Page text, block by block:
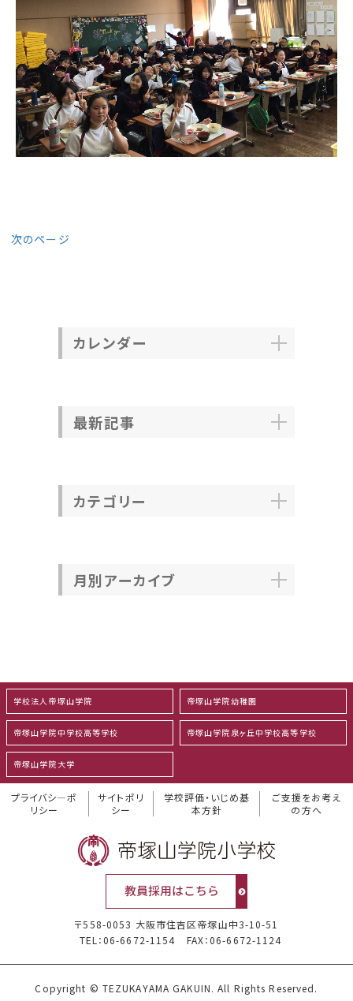
次のページ
カレンダー
最新記事
カテゴリー
月別アーカイブ
学校法人帝塚山学院 帝塚山学院幼稚園
帝塚山学院中学校高等学校 帝塚山学院泉ヶ丘中学校高等学校
帝塚山学院大学
プライバシ―ポ
リシー
サイトポリ
シー
学校評価・いじめ基
本方針
ご支援をお考え
の方へ
〒558-0053 大阪市住吉区帝塚山中3-10-51
TEL：06-6672-1154
FAX：06-6672-1124
Copyright © TEZUKAYAMA GAKUIN. All Rights Reserved.